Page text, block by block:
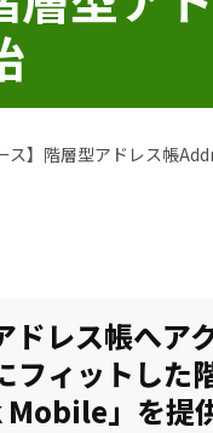
ス】階層型アドレス帳
ドレス帳へア
フィットした
Mobile」を提